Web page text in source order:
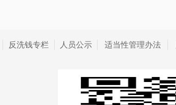
反洗钱专栏 人员公示 适当性管理办法